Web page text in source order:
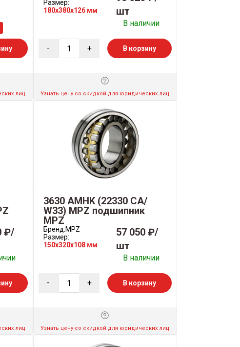
лиц
Размер:
180x380x126 мм
шт
В наличии
- + В корзину
Узнать цену со скидкой для юридических лиц
₽/
лиц
3630 AMHK (22330 CA/
W33) MPZ подшипник
MPZ
Бренд:MPZ
Размер:
150x320x108 мм
57 050 ₽/
шт
В наличии
- + В корзину
Узнать цену со скидкой для юридических лиц